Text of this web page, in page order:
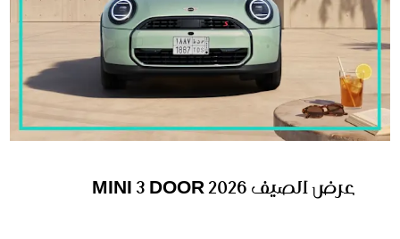
عرض الصيف MINI 3 DOOR 2026